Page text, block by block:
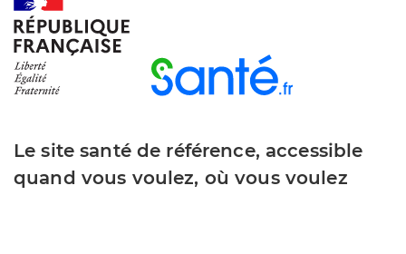
Le site santé de référence, accessible
quand vous voulez, où vous voulez